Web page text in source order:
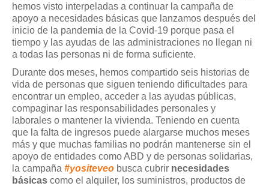
hemos visto interpeladas a continuar la campaña de
apoyo a necesidades básicas que lanzamos después del
inicio de la pandemia de la Covid-19 porque pasa el
tiempo y las ayudas de las administraciones no llegan ni
a todas las personas ni de forma suficiente.
Durante dos meses, hemos compartido seis historias de
vida de personas que siguen teniendo dificultades para
encontrar un empleo, acceder a las ayudas públicas,
compaginar las responsabilidades personales y
laborales o mantener la vivienda. Teniendo en cuenta
que la falta de ingresos puede alargarse muchos meses
más y que muchas familias no podrán mantenerse sin el
apoyo de entidades como ABD y de personas solidarias,
la campaña #yositeveo busca cubrir necesidades
básicas como el alquiler, los suministros, productos de